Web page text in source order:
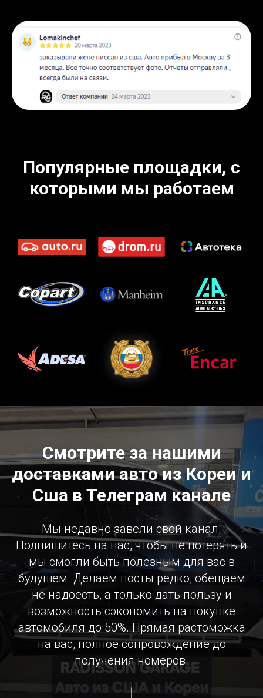
Популярные площадки, с
которыми мы работаем
Смотрите за нашими
доставками авто из Кореи и
Сша в Телеграм канале
Мы недавно завели свой канал.
Подпишитесь на нас, чтобы не потерять и
мы смогли быть полезным для вас в
будущем. Делаем посты редко, обещаем
не надоесть, а только дать пользу и
возможность сэкономить на покупке
автомобиля до 50%. Прямая растоможка
на вас, полное сопровождение до
получения номеров.